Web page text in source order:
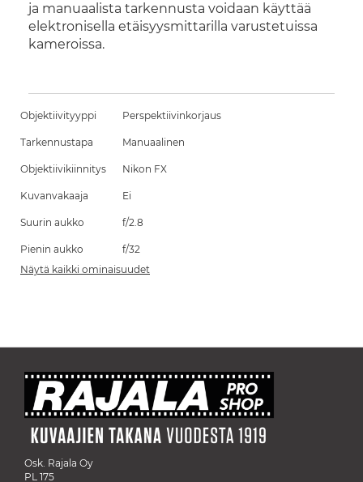
ja manuaalista tarkennusta voidaan käyttää
elektronisella etäisyysmittarilla varustetuissa
kameroissa.
Objektiivityyppi Perspektiivinkorjaus
Tarkennustapa Manuaalinen
Objektiivikiinnitys Nikon FX
Kuvanvakaaja Ei
Suurin aukko f/2.8
Pienin aukko
f/32
Näytä kaikki ominaisuudet
Osk. Rajala Oy
PL 175